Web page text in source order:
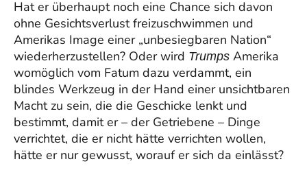
Hat er überhaupt noch eine Chance sich davon
ohne Gesichtsverlust freizuschwimmen und
Amerikas Image einer „unbesiegbaren Nation“
wiederherzustellen? Oder wird Trumps Amerika
womöglich vom Fatum dazu verdammt, ein
blindes Werkzeug in der Hand einer unsichtbaren
Macht zu sein, die die Geschicke lenkt und
bestimmt, damit er – der Getriebene – Dinge
verrichtet, die er nicht hätte verrichten wollen,
hätte er nur gewusst, worauf er sich da einlässt?